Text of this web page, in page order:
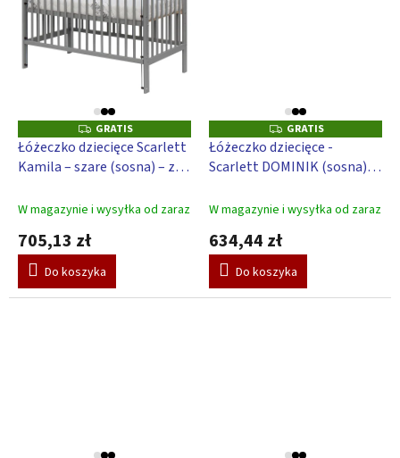
G
R
A
T
GRATIS
Łóżeczko dziecięce Scarlett
Kamila – szare (sosna) – z
barierką – 120 x 60 cm
W magazynie i wysyłka od zaraz
705,13 zł
Do koszyka
G
R
A
T
GRATIS
Łóżeczko dziecięce -
Scarlett DOMINIK (sosna), z
x 60 cm - szary
W magazynie i wysyłka od zaraz
634,44 zł
Do koszyka